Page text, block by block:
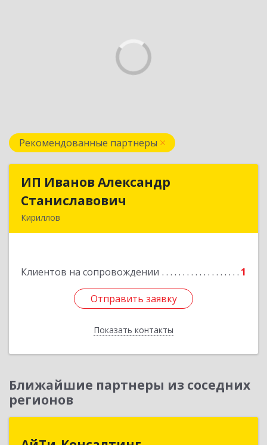
Рекомендованные партнеры
ИП Иванов Александр
Станиславович
Кириллов
Клиентов на сопровождении 1
Отправить заявку
Показать контакты
ИП Иванов Александр
Подробнее
Отправить заявку
Назад
Ближайшие партнеры из соседних
регионов